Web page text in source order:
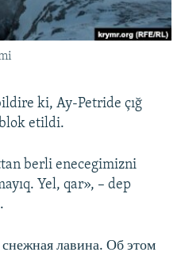
ki, Ay-Petride çığ
etildi.
berli enecegimizni
Yel, qar», – dep
лавина. Об этом